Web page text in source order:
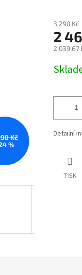
Kč
%
3 290 Kč
2
2 039,67
cena:
Detailní
TISK